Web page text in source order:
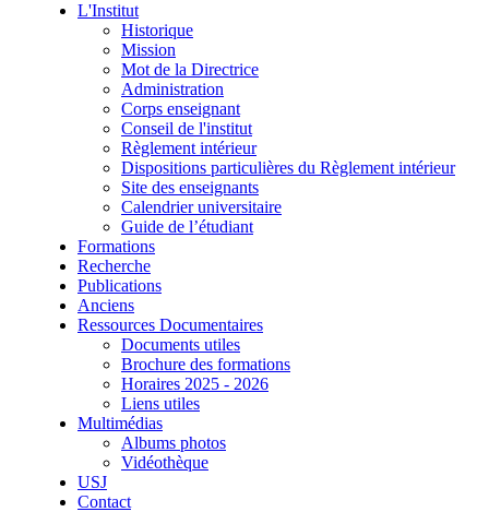
L'Institut
Historique
Mission
Mot de la Directrice
Administration
Corps enseignant
Conseil de l'institut
Règlement intérieur
Dispositions particulières du Règlement intérieur
Site des enseignants
Calendrier universitaire
Guide de l’étudiant
Formations
Recherche
Publications
Anciens
Ressources Documentaires
Documents utiles
Brochure des formations
Horaires 2025 - 2026
Liens utiles
Multimédias
Albums photos
Vidéothèque
USJ
Contact